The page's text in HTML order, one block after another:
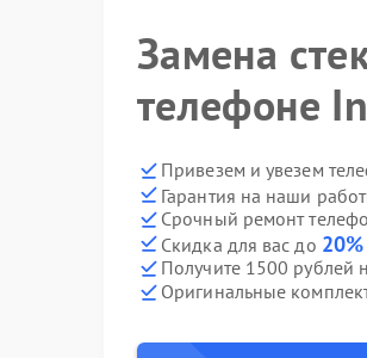
Замена
телефоне
Привезем и увезем
Гарантия на наши
Срочный ремонт
Скидка для вас до 20%
Получите 1500 рублей
Оригинальные